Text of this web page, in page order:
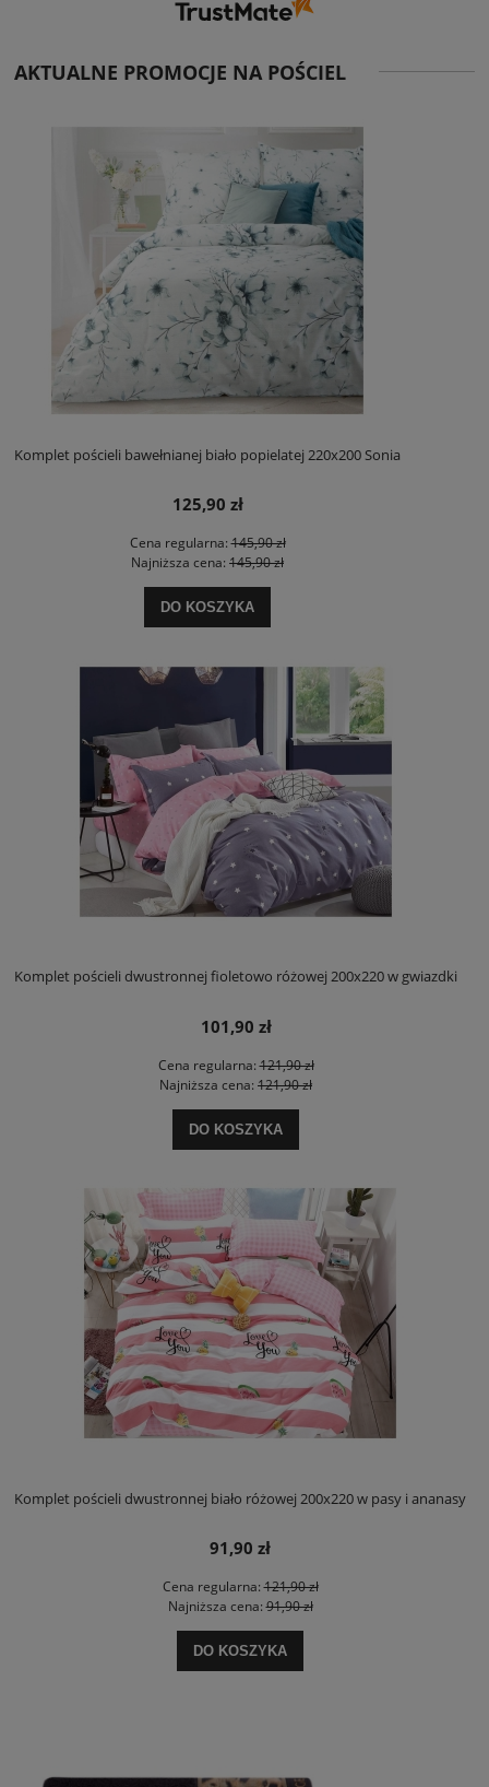
AKTUALNE PROMOCJE NA POŚCIEL
Komplet pościeli bawełnianej biało popielatej 220x200 Sonia
125,90 zł
Cena regularna:145,90 zł
Najniższa cena: 145,90 zł
DO KOSZYKA
Komplet pościeli dwustronnej fioletowo różowej 200x220 w gwiazdki
101,90 zł
Cena regularna:121,90 zł
Najniższa cena: 121,90 zł
DO KOSZYKA
Komplet pościeli dwustronnej biało różowej 200x220 w pasy i ananasy
91,90 zł
Cena regularna:121,90 zł
Najniższa cena:91,90 zł
DO KOSZYKA